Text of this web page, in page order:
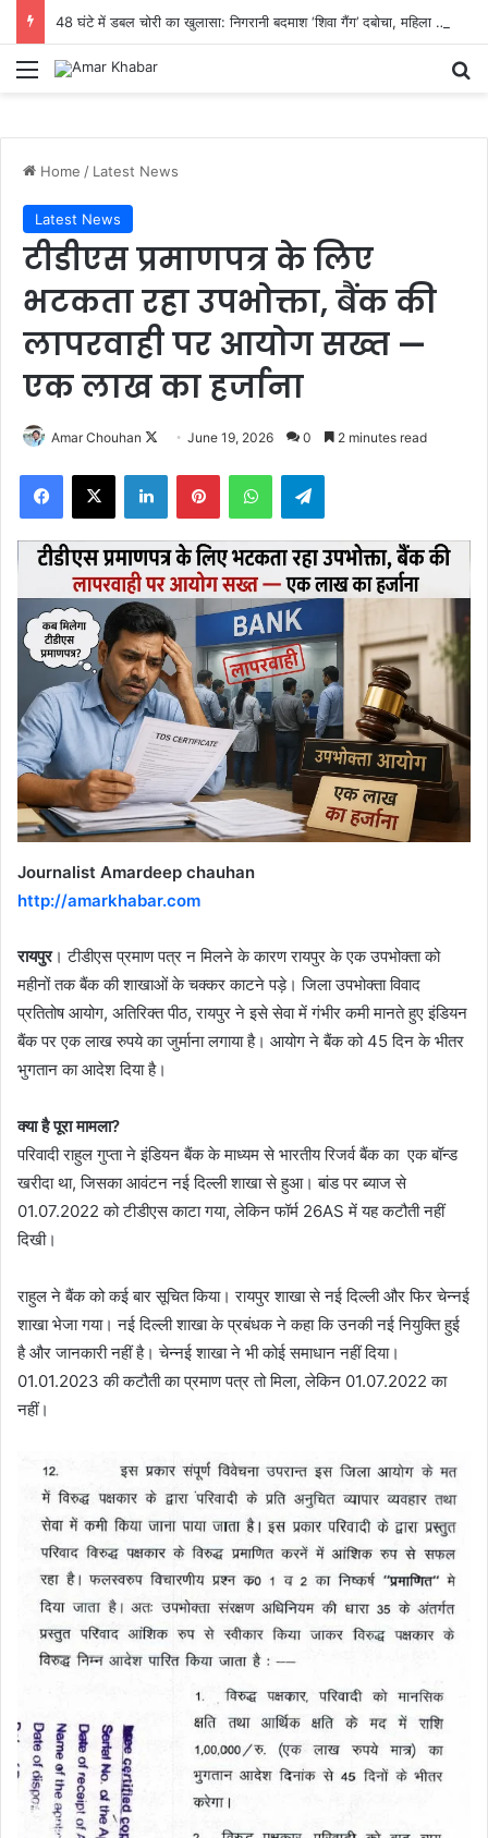
48 घंटे में डबल चोरी का खुलासा: निगरानी बदमाश ‘शिवा गैंग’ दबोचा, महिला समेत 4 गिरफ्तार, ₹2 लाख की मशरूका बरामद
Menu
Home / Latest News
Latest News
टीडीएस प्रमाणपत्र के लिए
भटकता रहा उपभोक्ता, बैंक की
लापरवाही पर आयोग सख्त —
एक लाख का हर्जाना
Amar Chouhan
FollowJune 19, 2026 0 2 minutes read
Facebook
X LinkedInPinterestWhatsAppTelegram
Journalist Amardeep chauhan
http://amarkhabar.com
रायपुर। टीडीएस प्रमाण पत्र न मिलने के कारण रायपुर के एक उपभोक्ता को
महीनों तक बैंक की शाखाओं के चक्कर काटने पड़े। जिला उपभोक्ता विवाद
प्रतितोष आयोग, अतिरिक्त पीठ, रायपुर ने इसे सेवा में गंभीर कमी मानते हुए इंडियन
बैंक पर एक लाख रुपये का जुर्माना लगाया है। आयोग ने बैंक को 45 दिन के भीतर
भुगतान का आदेश दिया है।
क्या है पूरा मामला?
परिवादी राहुल गुप्ता ने इंडियन बैंक के माध्यम से भारतीय रिजर्व बैंक का एक बॉन्ड
खरीदा था, जिसका आवंटन नई दिल्ली शाखा से हुआ। बांड पर ब्याज से
01.07.2022 को टीडीएस काटा गया, लेकिन फॉर्म 26AS में यह कटौती नहीं
दिखी।
राहुल ने बैंक को कई बार सूचित किया। रायपुर शाखा से नई दिल्ली और फिर चेन्नई
शाखा भेजा गया। नई दिल्ली शाखा के प्रबंधक ने कहा कि उनकी नई नियुक्ति हुई
है और जानकारी नहीं है। चेन्नई शाखा ने भी कोई समाधान नहीं दिया।
01.01.2023 की कटौती का प्रमाण पत्र तो मिला, लेकिन 01.07.2022 का
नहीं।